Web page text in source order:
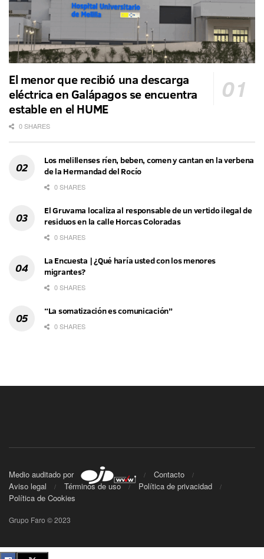
El menor que recibió una descarga
eléctrica en Galápagos se encuentra
estable en el HUME
0 SHARES
Los melillenses ríen, beben, comen y cantan en la verbena
de la Hermandad del Rocío
0 SHARES
El Gruvama localiza al responsable de un vertido ilegal de
residuos en la calle Horcas Coloradas
0 SHARES
La Encuesta | ¿Qué haría usted con los menores
migrantes?
0 SHARES
“La somatización es comunicación”
0 SHARES
Medio auditado por
Contacto
Aviso legal
Términos de uso
Política de privacidad
Política de Cookies
Grupo Faro © 2023